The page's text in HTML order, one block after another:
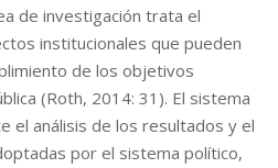
de investigación trata el
institucionales que pueden
de los objetivos
(Roth, 2014: 31). El sistema
el análisis de los resultados y el
por el sistema político,